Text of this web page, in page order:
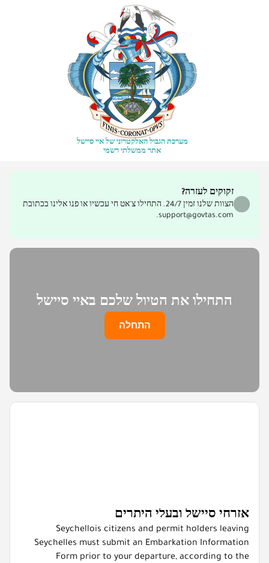
מערכת הגבול האלקטרוני של איי סיישל
אתר ממשלתי רשמי
זקוקים לעזרה?
הצוות שלנו זמין 24/7. התחילו צ'אט חי עכשיו או פנו אלינו בכתובת
support@govtas.com.
התחילו את הטיול שלכם באיי סיישל
התחלה
אזרחי סיישל ובעלי היתרים
Seychellois citizens and permit holders leaving
Seychelles must submit an Embarkation Information
Form prior to your departure, according to the